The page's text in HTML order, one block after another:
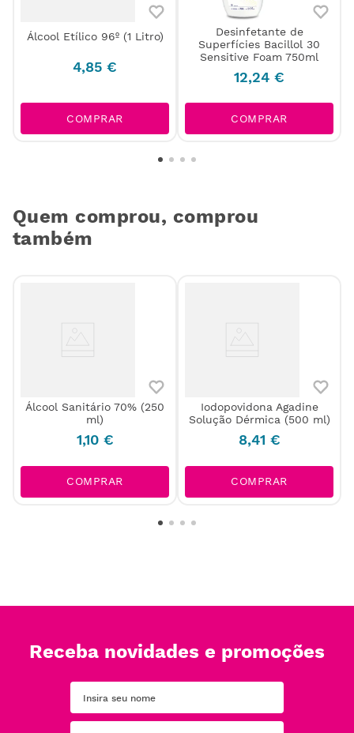
Álcool Etílico 96º (1 Litro)
4,85 €
COMPRAR
Desinfetante de
Superfícies Bacillol 30
Sensitive Foam 750ml
12,24 €
COMPRAR
Quem comprou, comprou
também
Álcool Sanitário 70% (250
ml)
1,10 €
COMPRAR
Iodopovidona Agadine
Solução Dérmica (500 ml)
8,41 €
COMPRAR
Receba novidades e promoções